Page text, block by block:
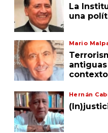
La
una
Mario
Hernán